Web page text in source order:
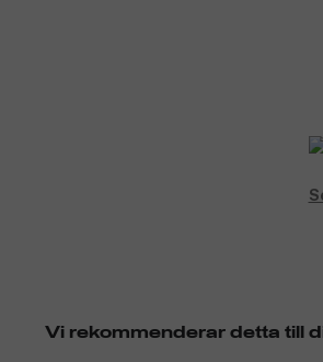
Vi rekommenderar detta till